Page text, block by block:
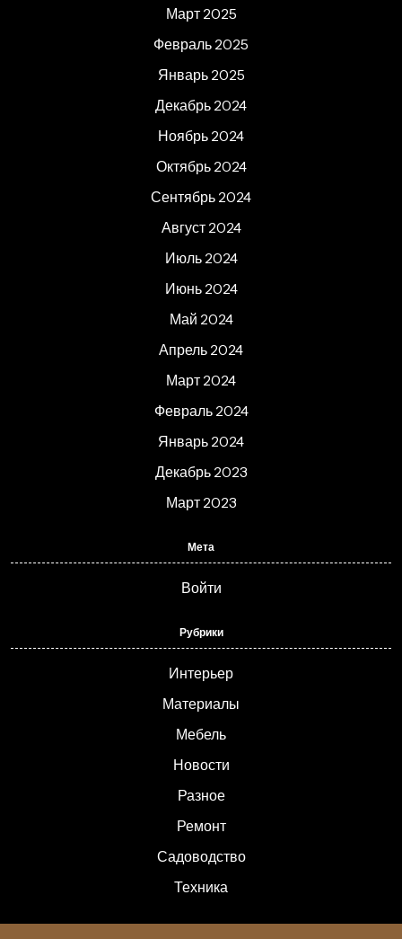
Март 2025
Февраль 2025
Январь 2025
Декабрь 2024
Ноябрь 2024
Октябрь 2024
Сентябрь 2024
Август 2024
Июль 2024
Июнь 2024
Май 2024
Апрель 2024
Март 2024
Февраль 2024
Январь 2024
Декабрь 2023
Март 2023
Мета
Войти
Рубрики
Интерьер
Материалы
Мебель
Новости
Разное
Ремонт
Садоводство
Техника